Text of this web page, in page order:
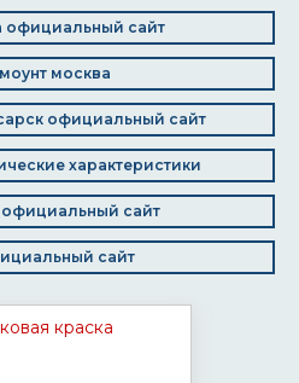
официальный сайт
москва
официальный сайт
характеристики
официальный сайт
сайт